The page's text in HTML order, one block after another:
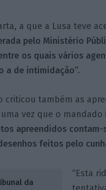
a que a Lusa teve
pelo Ministério
os quais vários
a de intimidação”.
criticou também as
vez que o
apreendidos
desenhos feitos pelo
da
“Esta